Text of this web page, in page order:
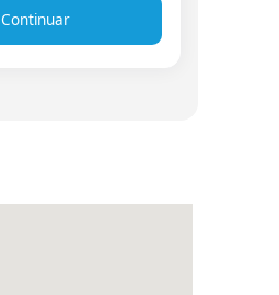
Continuar